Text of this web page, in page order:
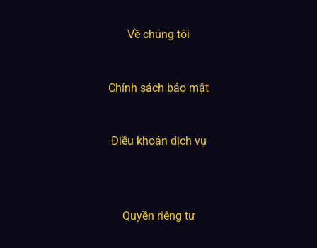
Về chúng tôi
Chính sách bảo mật
Điều khoản dịch vụ
Quyền riêng tư